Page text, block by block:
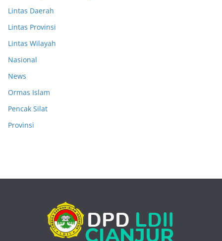
Lintas Daerah
Lintas Provinsi
Lintas Wilayah
Nasional
News
Ormas Islam
Pencak Silat
Provinsi